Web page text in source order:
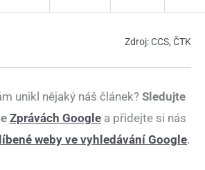
Zdroj: CCS, ČTK
unikl nějaký náš článek?Sledujte
Zprávách Google a přidejte si nás
weby ve vyhledávání Google.